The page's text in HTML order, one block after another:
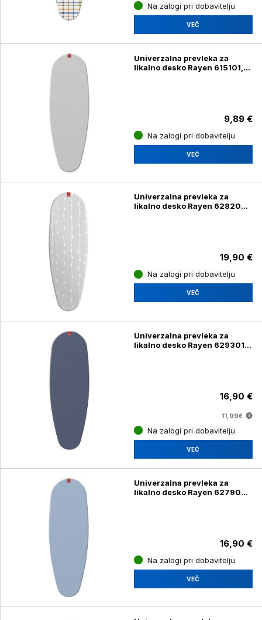
Na zalogi pri dobavitelju
VEČ
Univerzalna prevleka za
likalno desko Rayen 615101,
9,89 €
Na zalogi pri dobavitelju
VEČ
Univerzalna prevleka za
likalno desko Rayen 628202,
19,90 €
Na zalogi pri dobavitelju
VEČ
Univerzalna prevleka za
likalno desko Rayen 629301,
16,90 €
11,99€
Na zalogi pri dobavitelju
VEČ
Univerzalna prevleka za
likalno desko Rayen 627908,
16,90 €
Na zalogi pri dobavitelju
VEČ